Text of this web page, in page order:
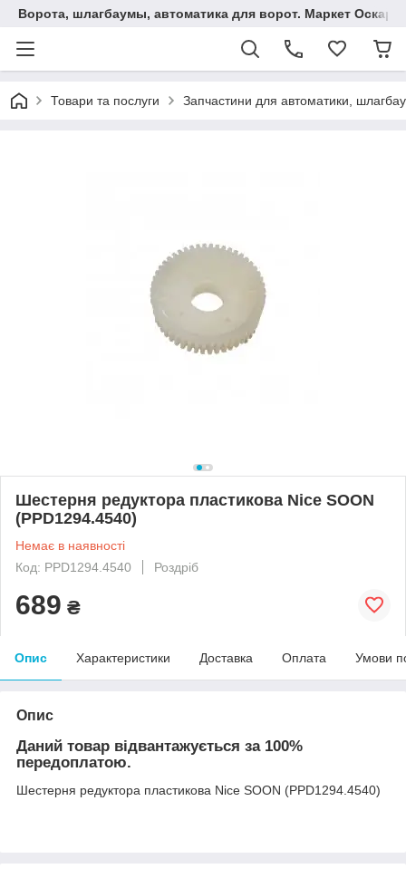
Ворота, шлагбаумы, автоматика для ворот. Маркет Оскар.
Товари та послуги Запчастини для автоматики,
Шестерня редуктора пластикова Nice SOON
(PPD1294.4540)
Немає в наявності
Код: PPD1294.4540
Роздріб
689 ₴
Опис Характеристики Доставка Оплата Умови
Опис
Даний товар відвантажується за 100%
передоплатою.
Шестерня редуктора пластикова Nice SOON (PPD1294.4540)